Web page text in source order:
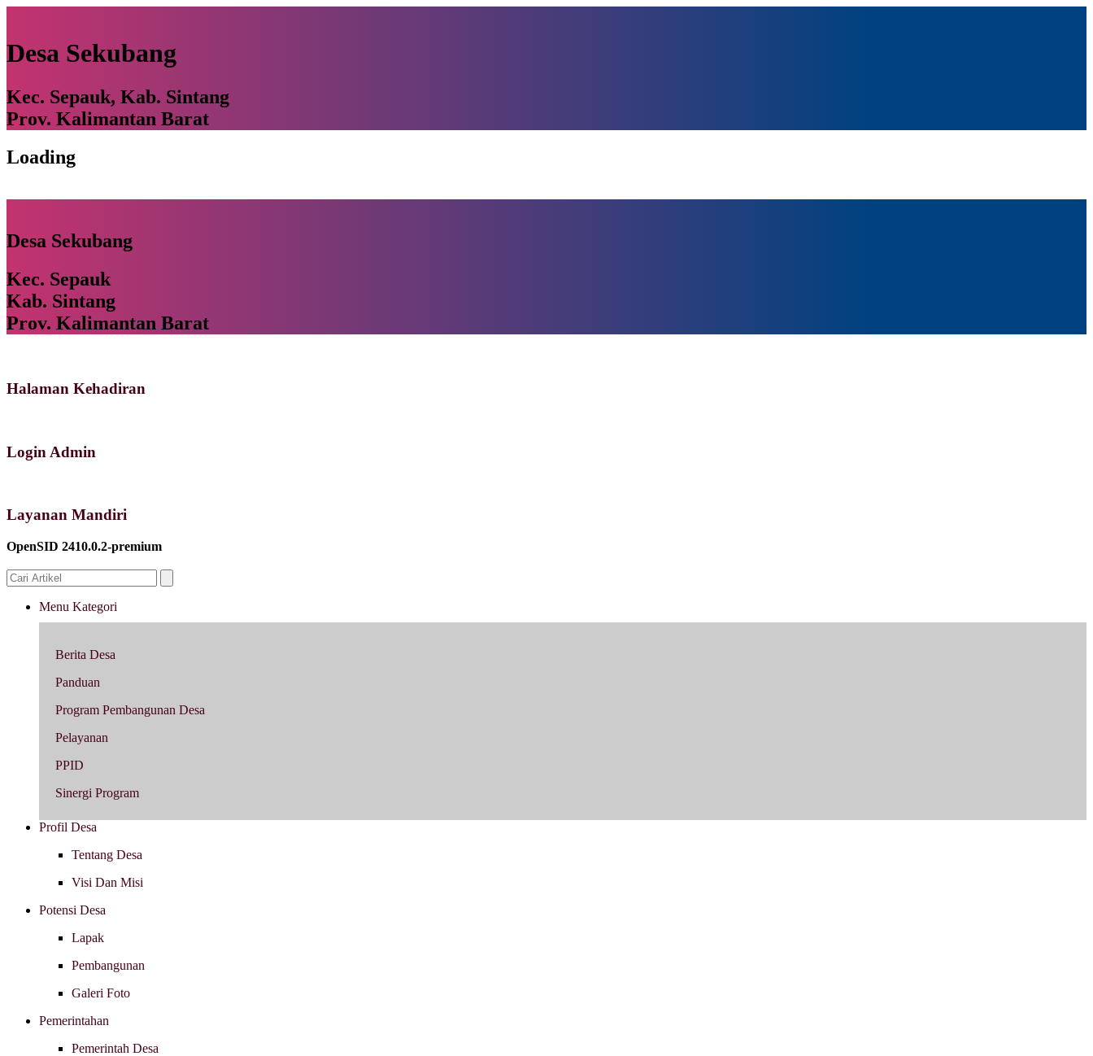
Desa Sekubang
Kec. Sepauk, Kab. Sintang
Prov. Kalimantan Barat
Loading
Desa Sekubang
Kec. Sepauk
Kab. Sintang
Prov. Kalimantan Barat
Halaman Kehadiran
Login Admin
Layanan Mandiri
OpenSID 2410.0.2-premium
Menu Kategori
Berita Desa
Panduan
Program Pembangunan Desa
Pelayanan
PPID
Sinergi Program
Profil Desa
Tentang Desa
Visi Dan Misi
Potensi Desa
Lapak
Pembangunan
Galeri Foto
Pemerintahan
Pemerintah Desa